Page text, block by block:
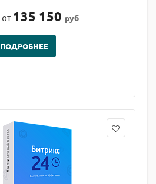
от 135 150 руб
ПОДРОБНЕЕ